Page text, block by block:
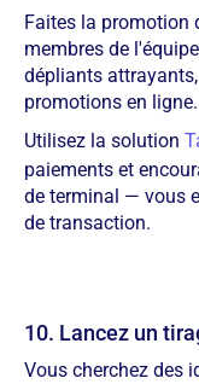
Faites la promotion
membres de
dépliants
promotions en ligne.
Utilisez la solution
paiements et
de terminal — vous
de transaction.
10. Lancez un
Vous cherchez des